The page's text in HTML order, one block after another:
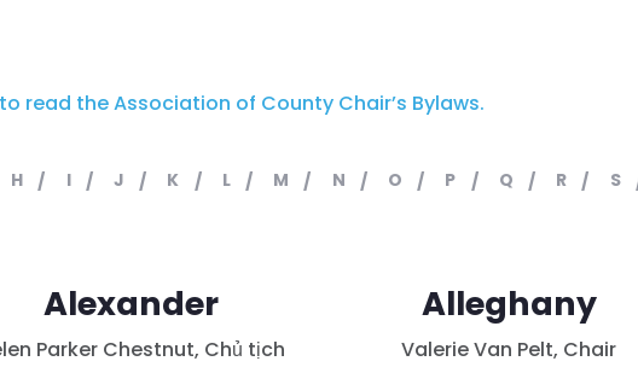
read the Association of County Chair’s Bylaws.
H I J K L M N O P Q R S
Alexander
Parker Chestnut, Chủ tịch
Alleghany
Valerie Van Pelt, Chair